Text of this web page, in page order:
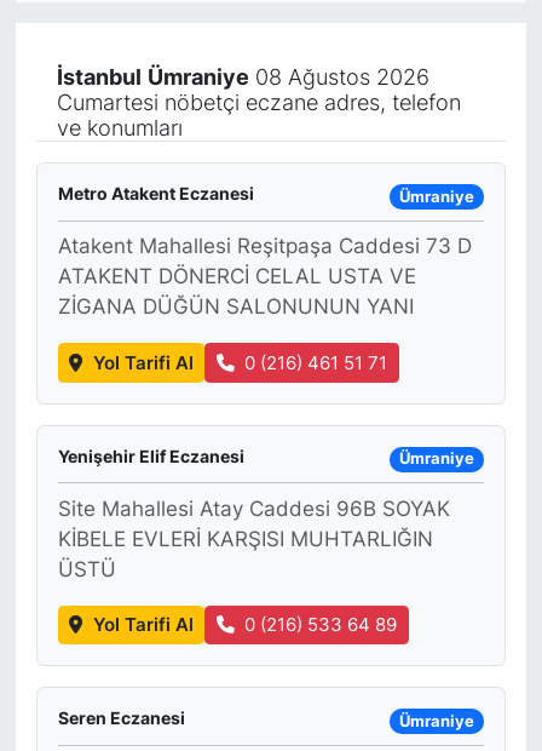
İstanbul Ümraniye 08 Ağustos 2026
Cumartesi nöbetçi eczane adres, telefon
ve konumları
Metro Atakent Eczanesi Ümraniye
Atakent Mahallesi Reşitpaşa Caddesi 73 D
ATAKENT DÖNERCİ CELAL USTA VE
ZİGANA DÜĞÜN SALONUNUN YANI
Yol Tarifi Al 0 (216) 461 51 71
Yenişehir Elif Eczanesi Ümraniye
Site Mahallesi Atay Caddesi 96B SOYAK
KİBELE EVLERİ KARŞISI MUHTARLIĞIN
ÜSTÜ
Yol Tarifi Al 0 (216) 533 64 89
Seren Eczanesi Ümraniye
KÖŞE YAZILARI (Arşiv)
KÜLTÜR SANAT
MAGAZİN
RÖPORTAJ
SAĞLIK
SARIYER İMAR BARIŞI
SEKTÖR
SİYASET
SON DAKİKA HABERİ
SPOR